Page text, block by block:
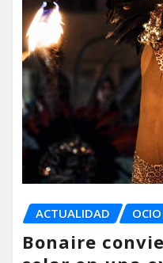
ACTUALIDAD OCIO
Bonaire